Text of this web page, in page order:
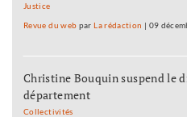
Justice
Revue du web parLa rédaction | 09
Christine Bouquin suspend le
département
Collectivités